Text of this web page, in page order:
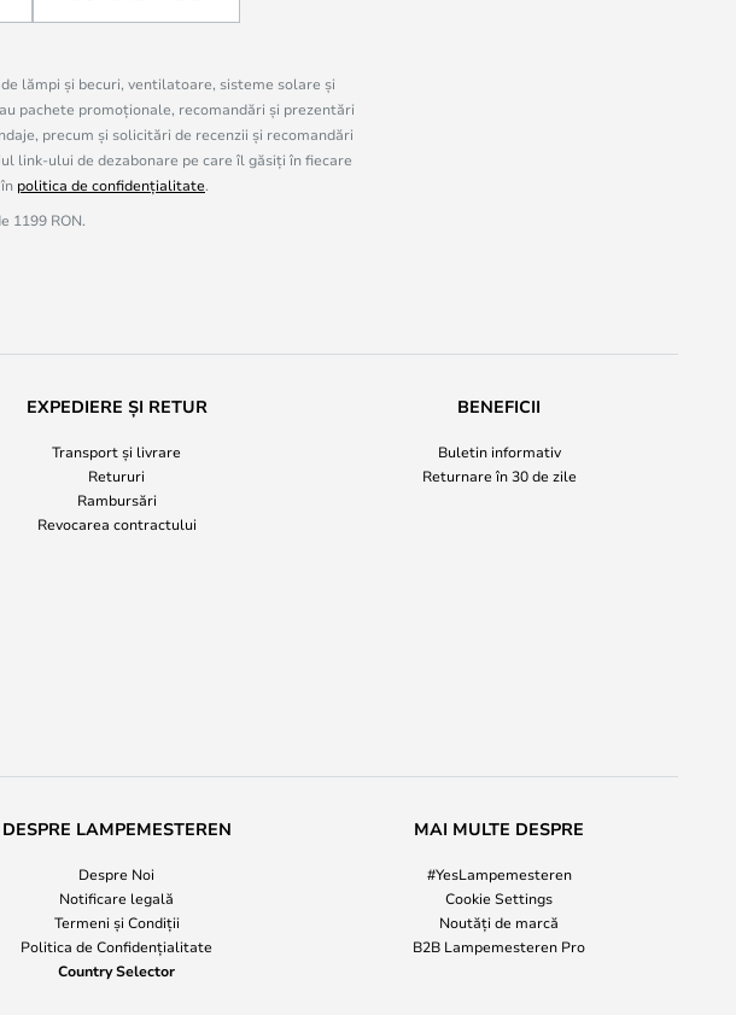
lămpi și becuri, ventilatoare, sisteme solare și
pachete promoționale, recomandări și prezentări
precum și solicitări de recenzii și recomandări
link-ului de dezabonare pe care îl găsiți în fiecare
politica de confidențialitate.
1199 RON.
EXPEDIERE ȘI RETUR
Transport și livrare
Retururi
Rambursări
Revocarea contractului
BENEFICII
Buletin informativ
Returnare în 30 de zile
DESPRE LAMPEMESTEREN
Despre Noi
Notificare legală
Termeni și Condiții
Politica de Confidențialitate
Country Selector
MAI MULTE DESPRE
#YesLampemesteren
Cookie Settings
Noutăți de marcă
B2B Lampemesteren Pro